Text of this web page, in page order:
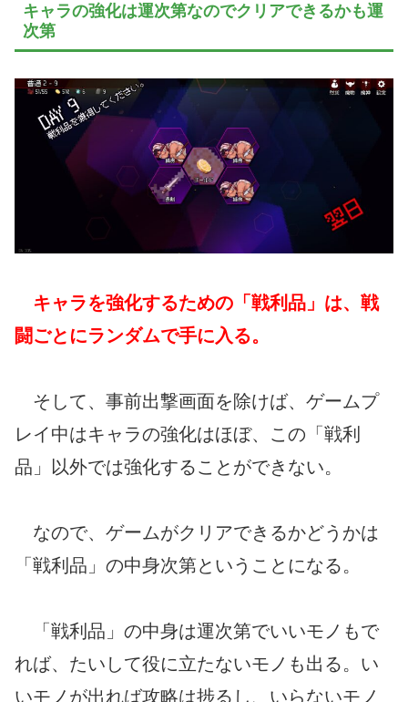
キャラの強化は運次第なのでクリアできるかも運
次第
キャラを強化するための「戦利品」は、戦
闘ごとにランダムで手に入る。
そして、事前出撃画面を除けば、ゲームプ
レイ中はキャラの強化はほぼ、この「戦利
品」以外では強化することができない。
なので、ゲームがクリアできるかどうかは
「戦利品」の中身次第ということになる。
「戦利品」の中身は運次第でいいモノもで
れば、たいして役に立たないモノも出る。い
いモノが出れば攻略は捗るし、いらないモノ